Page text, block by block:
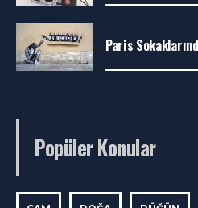
Paris
Popüler Konular